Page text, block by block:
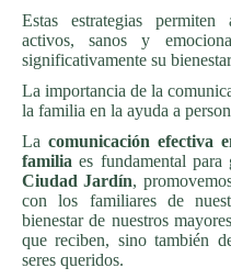
Estas estrategias permiten
activos, sanos y
significativamente su
La importancia de la
la familia en la ayuda a
La comunicación efectiva
familia es fundamental
Ciudad Jardín,
con los familiares de
bienestar de nuestros
que reciben, sino también
seres queridos.